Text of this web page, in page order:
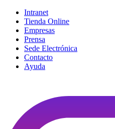
Intranet
Tienda Online
Empresas
Prensa
Sede Electrónica
Contacto
Ayuda